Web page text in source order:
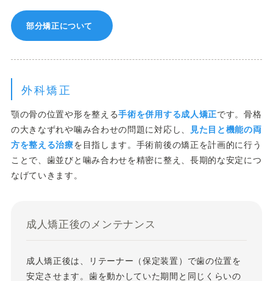
部分矯正について
外科矯正
顎の骨の位置や形を整える手術を併用する成人矯正です。骨格
の大きなずれや噛み合わせの問題に対応し、
見た目と機能の両
方を整える治療を目指します。手術前後の矯正を計画的に行う
ことで、歯並びと噛み合わせを精密に整え、長期的な安定につ
なげていきます。
成人矯正後のメンテナンス
成人矯正後は、リテーナー（保定装置）で歯の位置を
安定させます。歯を動かしていた期間と同じくらいの